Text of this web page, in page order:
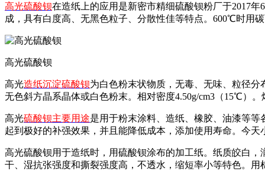
高光硫酸钡在造纸上的应用是新密市精细硫酸钡粉厂于2017
成，具有白度高、无黑色粒子、分散性佳等特点。600℃时用
高光硫酸钡
高光造纸沉淀硫酸钡为白色粉末状物质，无毒、无味、粒径
无色斜方晶系晶体或白色粉末。相对密度4.50g/cm3（15℃）
高光硫酸钡主要用途是用于粉末涂料、造纸、橡胶、油漆等
起到极好的补强效果，并且能降低成本，添加使用寿命。今
高光硫酸钡用于造纸时，用硫酸钡涂布的加工纸。纸质皎白，
干、湿抗张强度和撕裂强度高，不透水，缩短率小等特色。